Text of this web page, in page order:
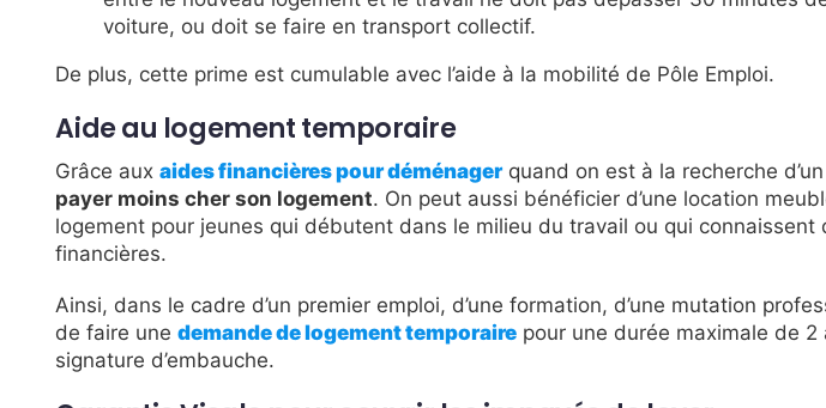
voiture, ou doit se faire en transport collectif.
De plus, cette prime est cumulable avec l’aide à la mobilité de Pôle Emploi.
Aide au logement temporaire
Grâce auxaides financières pour déménagerquand on est à la recherche
payer moins cher son logement. On peut aussi bénéficier d’une location
logement pour jeunes qui débutent dans le milieu du travail ou qui connaissent
financières.
Ainsi, dans le cadre d’un premier emploi, d’une formation, d’une mutation
de faire unedemande de logement temporaire pour une durée maximale de 2
signature d’embauche.